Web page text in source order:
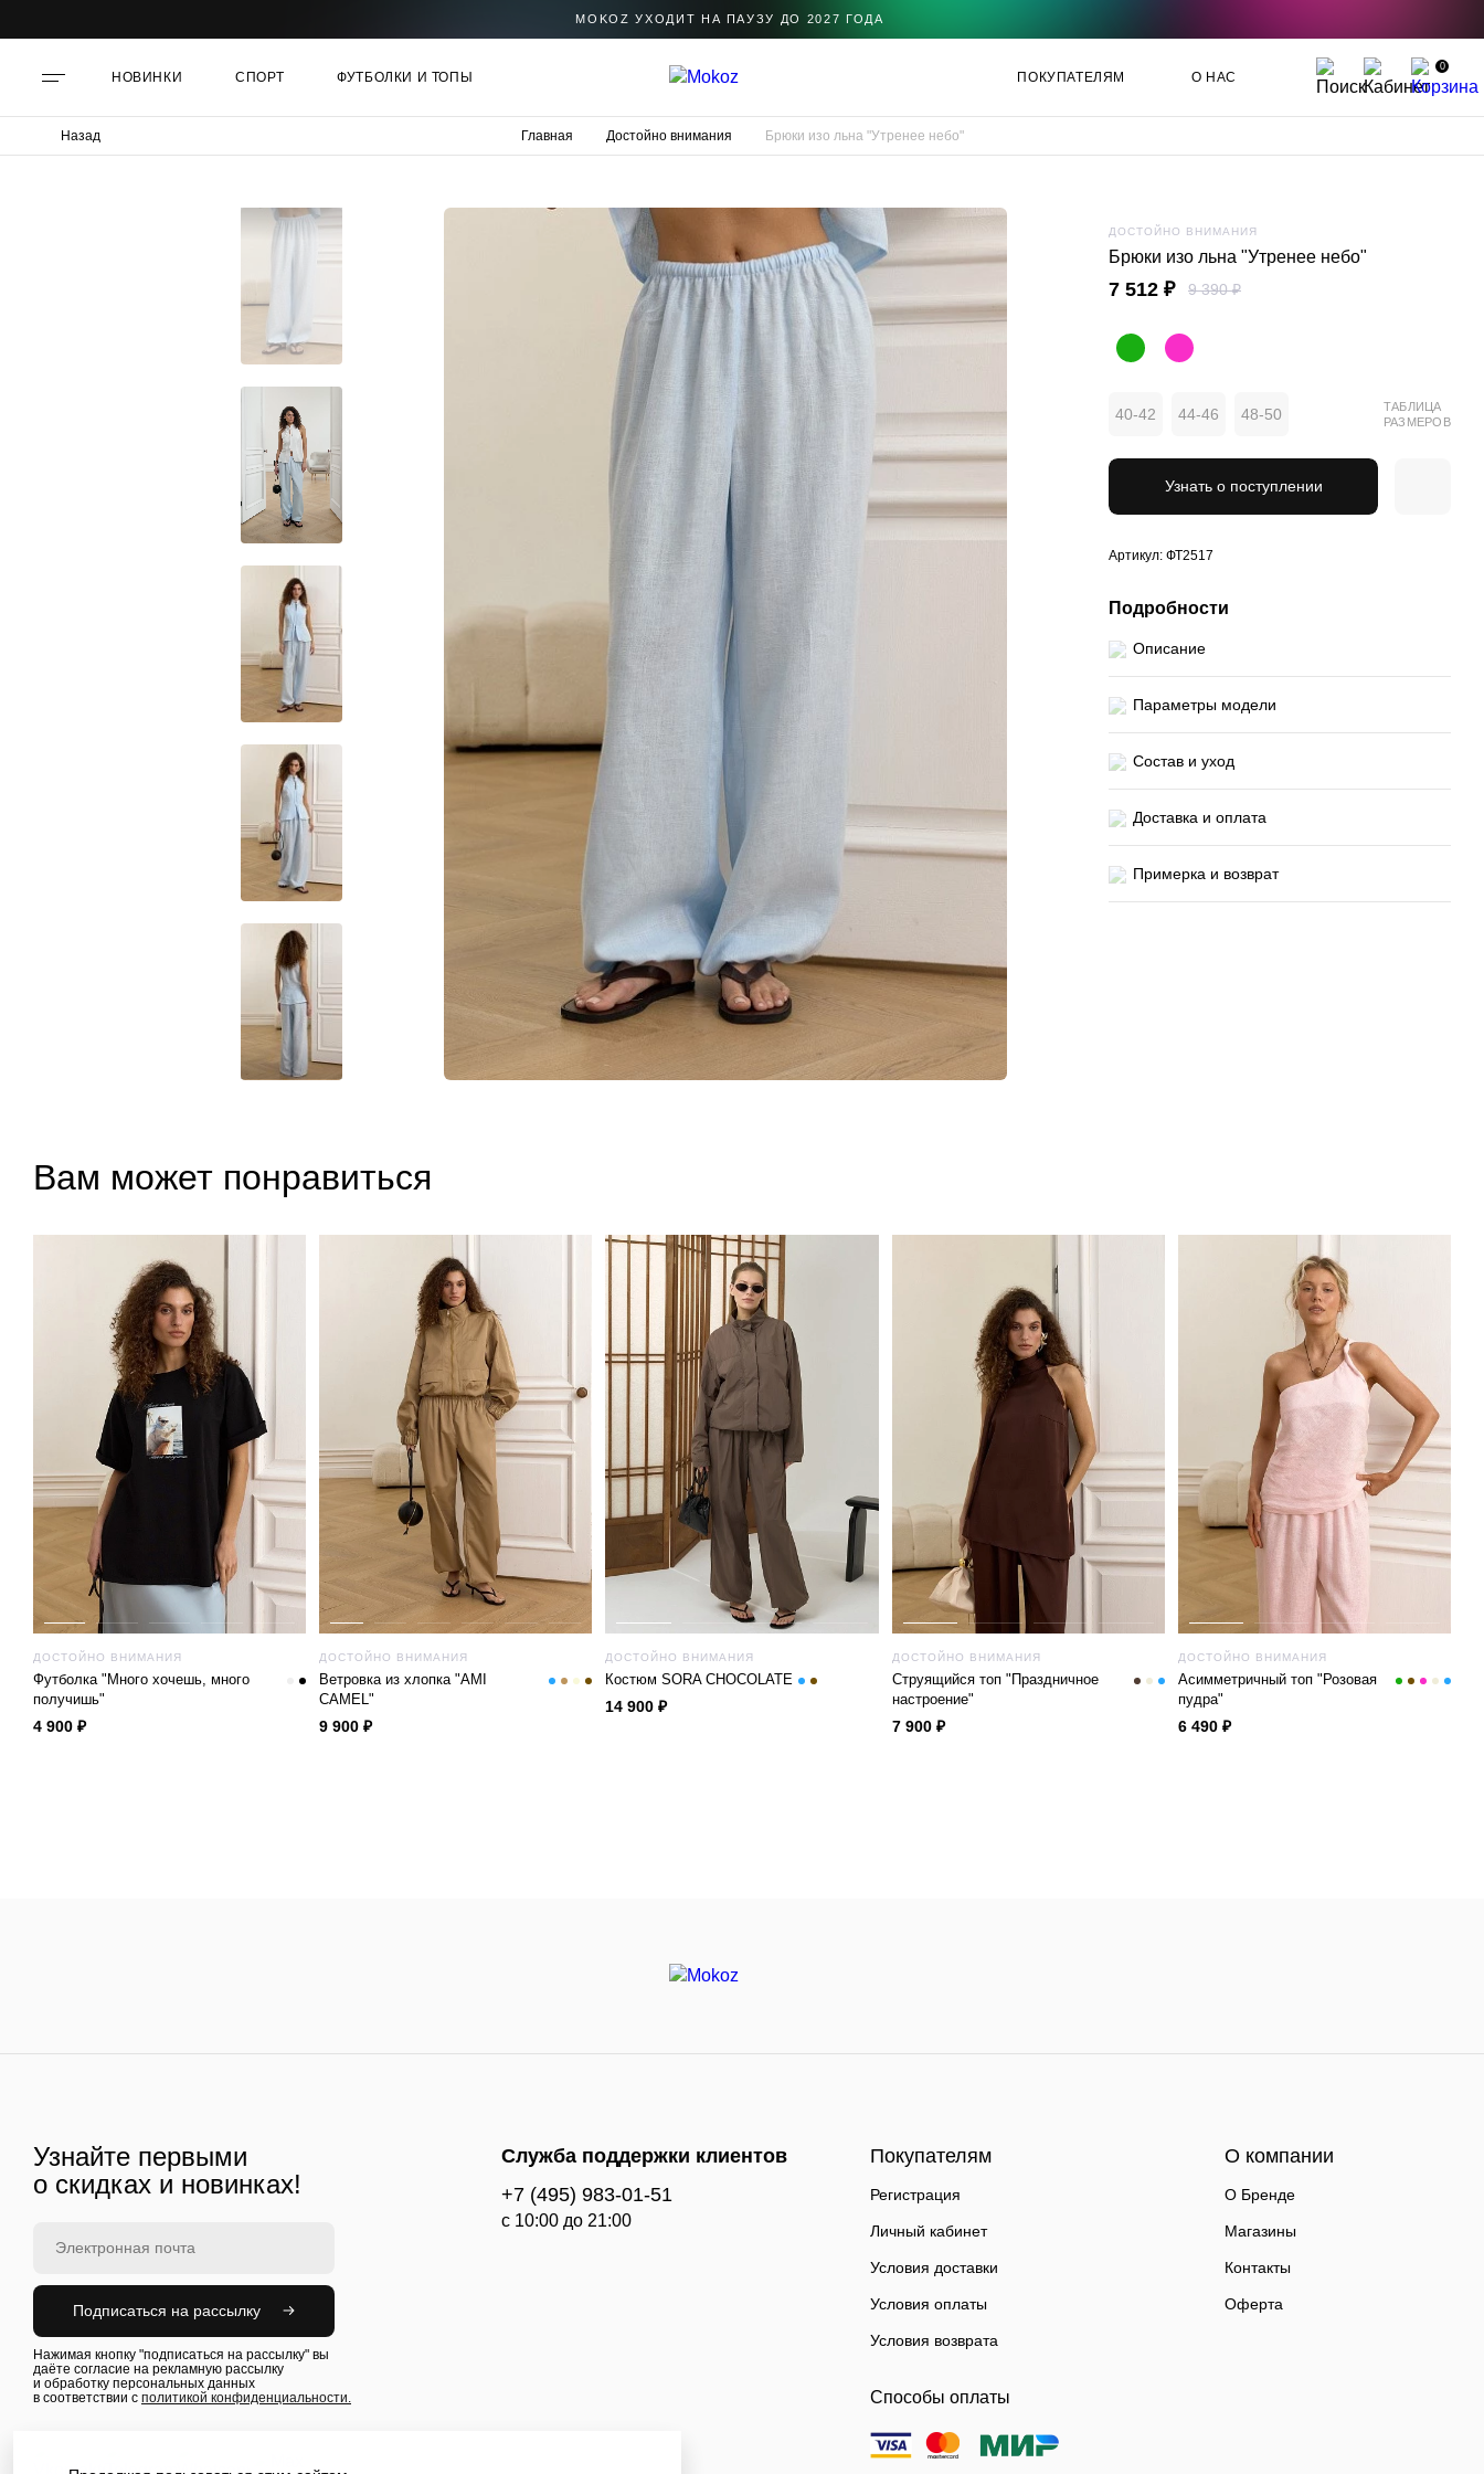
MOKOZ УХОДИТ НА ПАУЗУ ДО 2027 ГОДА
НОВИНКИ СПОРТ ФУТБОЛКИ И ТОПЫ ПОКУПАТЕЛЯМ О НАС
0
Назад Главная Достойно внимания Брюки изо льна "Утренее небо"
ДОСТОЙНО ВНИМАНИЯ
Брюки изо льна "Утренее небо"
7 512 ₽ 9 390 ₽
40-42 44-46 48-50
ТАБЛИЦА
РАЗМЕРОВ
Узнать о поступлении
Артикул: ФТ2517
Подробности
Описание
Параметры модели
Состав и уход
Доставка и оплата
Примерка и возврат
Вам может понравиться
ДОСТОЙНО ВНИМАНИЯ
Футболка "Много хочешь, много
получишь"
4 900 ₽
ДОСТОЙНО ВНИМАНИЯ
Ветровка из хлопка "AMI
CAMEL"
9 900 ₽
ДОСТОЙНО ВНИМАНИЯ
Костюм SORA CHOCOLATE
14 900 ₽
ДОСТОЙНО ВНИМАНИЯ
Струящийся топ "Праздничное
настроение"
7 900 ₽
ДОСТОЙНО ВНИМАНИЯ
Асимметричный топ "Розовая
пудра"
6 490 ₽
Узнайте первыми
о скидках и новинках!
Подписаться на рассылку
Нажимая кнопку "подписаться на рассылку" вы
даёте согласие на рекламную рассылку
и обработку персональных данных
в соответствии с политикой конфиденциальности.
Служба поддержки клиентов
+7 (495) 983-01-51
c 10:00 до 21:00
Покупателям
Регистрация
Личный кабинет
Условия доставки
Условия оплаты
Условия возврата
Способы оплаты
О компании
О Бренде
Магазины
Контакты
Оферта